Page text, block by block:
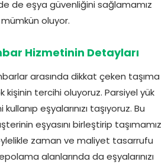
de eşya güvenliğini sağlamamız
mümkün oluyor.
Hizmetinin Detayları
arasında dikkat çeken taşıma
kişinin tercihi oluyoruz. Parsiyel yük
eşyalarınızı taşıyoruz. Bu
eşyasını birleştirip taşımamız
zaman ve maliyet tasarrufu
alanlarında da eşyalarınızı